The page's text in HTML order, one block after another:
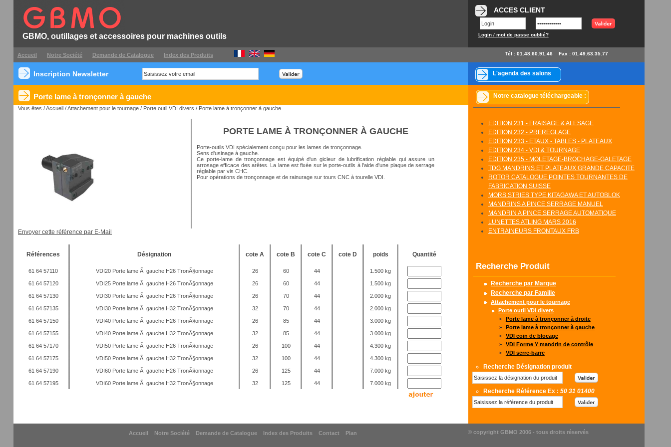
GBMO, outillages et accessoires pour machines outils
Accueil Notre Société Demande de Catalogue Index des Produits
Inscription Newsletter
ACCES CLIENT
Login / mot de passe oublié?
Tél : 01.48.60.91.46 Fax : 01.49.63.35.77
L'agenda des salons
Porte lame à tronçonner à gauche
Vous êtes /Accueil /Attachement pour le tournage / Porte outil VDI divers / Porte lame à tronçonner à gauche
PORTE LAME À TRONÇONNER À GAUCHE
Porte-outils VDI spécialement conçu pour les lames de tronçonnage.
Sens d'usinage à gauche.
Ce porte-lame de tronçonnage est équipé d'un gicleur de lubrification réglable qui assure un
arrosage efficace des arêtes. La lame est fixée sur le porte-outils à l'aide d'une plaque de serrage
réglable par vis CHC.
Pour opérations de tronçonnage et de rainurage sur tours CNC à tourelle VDI.
Envoyer cette référence par E-Mail
Références Désignation cote A cote B cote C cote D poids Quantité
61 64 57110 VDI20 Porte lame Ã gauche H26 TronÃ§onnage 26 60 44 1.500 kg
61 64 57120 VDI25 Porte lame Ã gauche H26 TronÃ§onnage 26 60 44 1.500 kg
61 64 57130 VDI30 Porte lame Ã gauche H26 TronÃ§onnage 26 70 44 2.000 kg
61 64 57135 VDI30 Porte lame Ã gauche H32 TronÃ§onnage 32 70 44 2.000 kg
61 64 57150 VDI40 Porte lame Ã gauche H26 TronÃ§onnage 26 85 44 3.000 kg
61 64 57155 VDI40 Porte lame Ã gauche H32 TronÃ§onnage 32 85 44 3.000 kg
61 64 57170 VDI50 Porte lame Ã gauche H26 TronÃ§onnage 26 100 44 4.300 kg
61 64 57175 VDI50 Porte lame Ã gauche H32 TronÃ§onnage 32 100 44 4.300 kg
61 64 57190 VDI60 Porte lame Ã gauche H26 TronÃ§onnage 26 125 44 7.000 kg
61 64 57195 VDI60 Porte lame Ã gauche H32 TronÃ§onnage 32 125 44 7.000 kg
Notre catalogue téléchargeable :
EDITION 231 - FRAISAGE & ALESAGE
EDITION 232 - PREREGLAGE
EDITION 233 - ETAUX - TABLES - PLATEAUX
EDITION 234 - VDI & TOURNAGE
EDITION 235 - MOLETAGE-BROCHAGE-GALETAGE
TDG MANDRINS ET PLATEAUX GRANDE CAPACITE
ROTOR CATALOGUE POINTES TOURNANTES DE
FABRICATION SUISSE
MORS STRIES TYPE KITAGAWA ET AUTOBLOK
MANDRINS A PINCE SERRAGE MANUEL
MANDRIN A PINCE SERRAGE AUTOMATIQUE
LUNETTES ATLING MARS 2016
ENTRAINEURS FRONTAUX FRB
Recherche Produit
Recherche par Marque
Recherche par Famille
Attachement pour le tournage
Porte outil VDI divers
Porte lame à tronçonner à droite
Porte lame à tronçonner à gauche
VDI coin de blocage
VDI Forme Y mandrin de contrôle
VDI serre-barre
Recherche Désignation produit
Recherche Référence Ex : 50 31 01400
© copyright GBMO 2006 - tous droits réservés
Accueil Notre Société Demande de Catalogue Index des Produits Contact Plan